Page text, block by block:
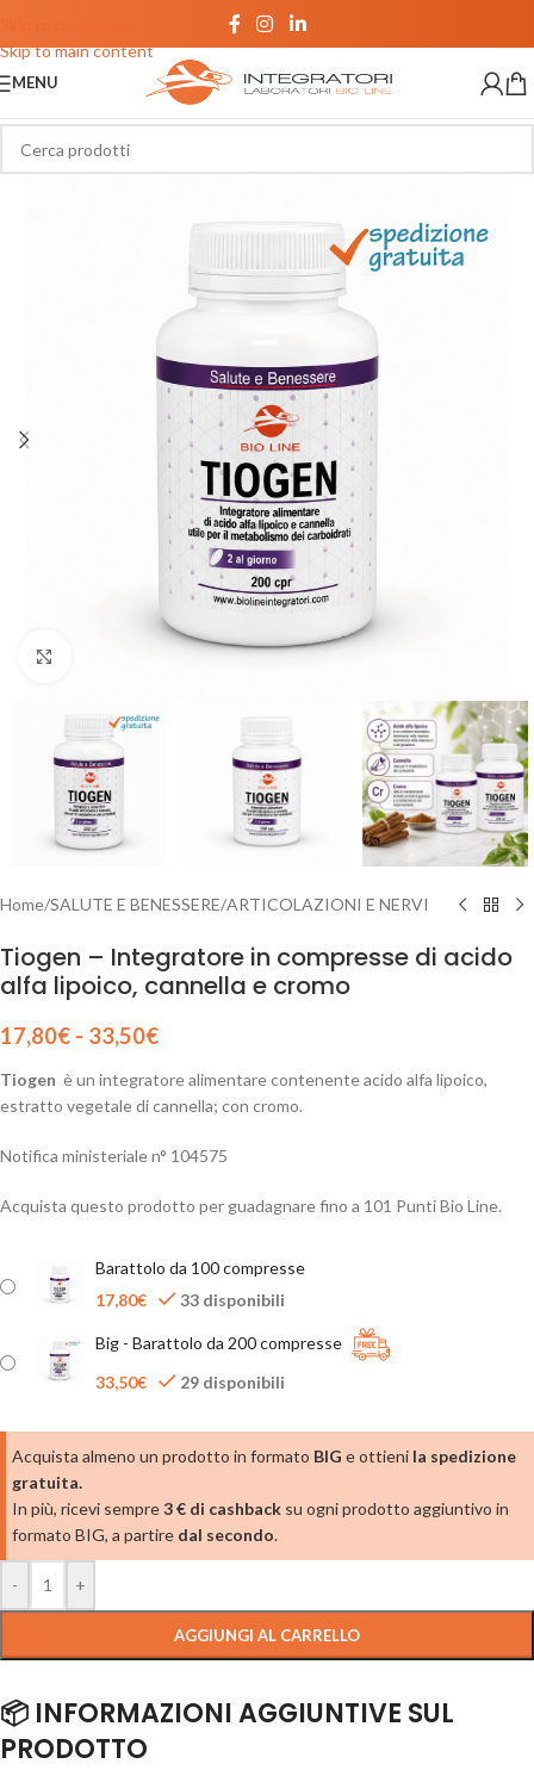
Skip to main content
MENU
Clicca per ingrandire
Home/SALUTE E BENESSERE/ARTICOLAZIONI E NERVI
Tiogen – Integratore in compresse di acido
alfa lipoico, cannella e cromo
17,80€ - 33,50€
Tiogen è un integratore alimentare contenente acido alfa lipoico,
estratto vegetale di cannella; con cromo.
Notifica ministeriale n° 104575
Acquista questo prodotto per guadagnare fino a 101 Punti Bio Line.
Barattolo da 100 compresse
17,80€ 33 disponibili
Big - Barattolo da 200 compresse
33,50€ 29 disponibili
Acquista almeno un prodotto in formato BIG e ottieni la spedizione
gratuita.
In più, ricevi sempre3 € di cashback su ogni prodotto aggiuntivo in
formato BIG, a partire dal secondo.
- +
AGGIUNGI AL CARRELLO
📦 INFORMAZIONI AGGIUNTIVE SUL
PRODOTTO